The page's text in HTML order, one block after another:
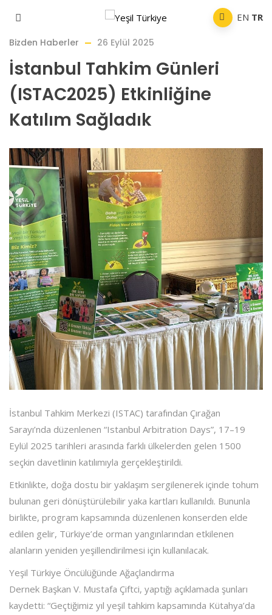
Bizden Haberler 26 Eylül 2025
İstanbul Tahkim Günleri
(ISTAC2025) Etkinliğine
Katılım Sağladık
İstanbul Tahkim Merkezi (ISTAC) tarafından Çırağan
Sarayı’nda düzenlenen “Istanbul Arbitration Days”, 17–19
Eylül 2025 tarihleri arasında farklı ülkelerden gelen 1500
seçkin davetlinin katılımıyla gerçekleştirildi.
Etkinlikte, doğa dostu bir yaklaşım sergilenerek içinde tohum
bulunan geri dönüştürülebilir yaka kartları kullanıldı. Bununla
birlikte, program kapsamında düzenlenen konserden elde
edilen gelir, Türkiye’de orman yangınlarından etkilenen
alanların yeniden yeşillendirilmesi için kullanılacak.
Yeşil Türkiye Öncülüğünde Ağaçlandırma
Dernek Başkan V. Mustafa Çiftci, yaptığı açıklamada şunları
kaydetti: “Geçtiğimiz yıl yeşil tahkim kapsamında Kütahya’da
EN TR